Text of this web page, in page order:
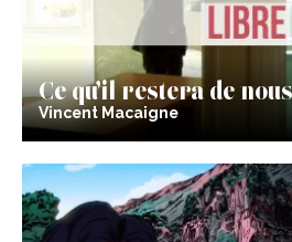
Ce qu’il restera de nous
Vincent Macaigne